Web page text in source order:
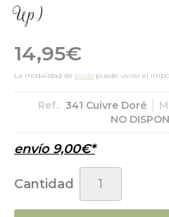
Up)
14,95€
La modalidad de envío puede variar el
Ref.: 341 Cuivre Doré
NO
envío 9,00€*
Cantidad